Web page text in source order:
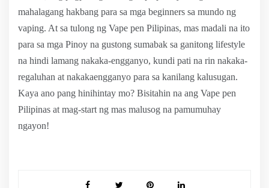
mahalagang hakbang para sa mga beginners sa mundo ng
vaping. At sa tulong ng Vape pen Pilipinas, mas madali na ito
para sa mga Pinoy na gustong sumabak sa ganitong lifestyle
na hindi lamang nakaka-engganyo, kundi pati na rin nakaka-
regaluhan at nakakaengganyo para sa kanilang kalusugan.
Kaya ano pang hinihintay mo? Bisitahin na ang Vape pen
Pilipinas at mag-start ng mas malusog na pamumuhay
ngayon!